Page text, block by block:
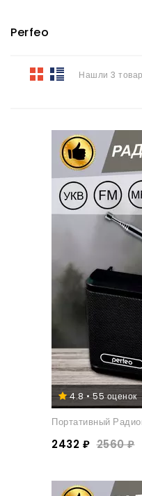
Perfeo
Нашли 3
4.8 • 55 оценок
Портативный
2432 ₽ 2560 ₽